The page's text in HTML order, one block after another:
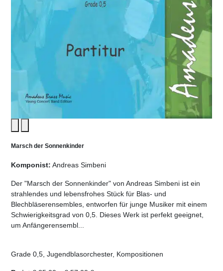
Marsch der Sonnenkinder
Komponist: Andreas Simbeni
Der "Marsch der Sonnenkinder" von Andreas Simbeni ist ein
strahlendes und lebensfrohes Stück für Blas- und
Blechbläserensembles, entworfen für junge Musiker mit einem
Schwierigkeitsgrad von 0,5. Dieses Werk ist perfekt geeignet,
um Anfängerensembl...
Grade 0,5, Jugendblasorchester, Kompositionen